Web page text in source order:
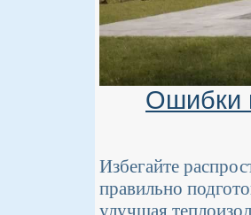
Ошибки
Избегайте
правильно